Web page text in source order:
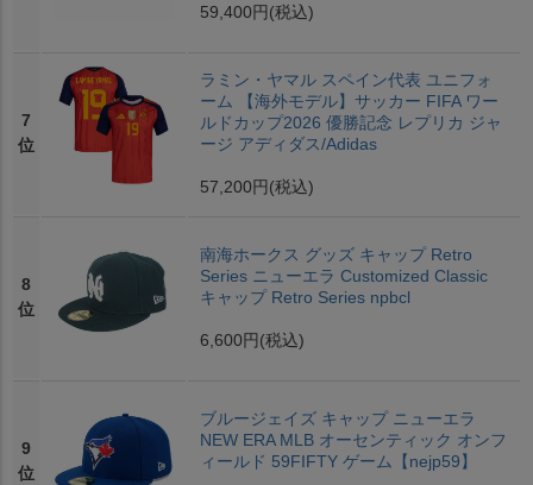
59,400円 (税込)
7
位
ラミン・ヤマル スペイン代表 ユニフォ
ーム 【海外モデル】サッカー FIFA ワー
ルドカップ2026 優勝記念 レプリカ ジャ
ージ アディダス/Adidas
57,200円 (税込)
8
位
南海ホークス グッズ キャップ Retro
Series ニューエラ Customized Classic
キャップ Retro Series npbcl
6,600円 (税込)
9
位
ブルージェイズ キャップ ニューエラ
NEW ERA MLB オーセンティック オンフ
ィールド 59FIFTY ゲーム【nejp59】